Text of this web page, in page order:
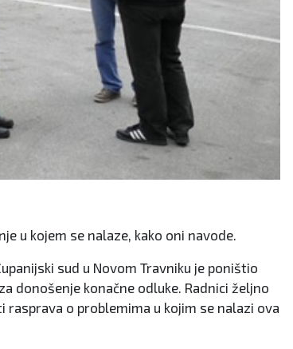
u kojem se nalaze, kako oni navode.
sud u Novom Travniku je poništio
donošenje konačne odluke. Radnici željno
rasprava o problemima u kojim se nalazi ova